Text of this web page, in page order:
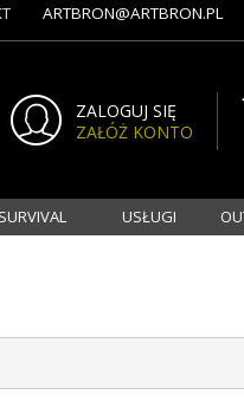
ZALOGUJ SIĘ
ZAŁÓŻ KONTO
ARTBRON@ARTBRON.PL
USŁUGI